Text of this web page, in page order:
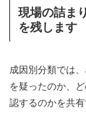
現場の詰ま
を残します
成因別分類では
を疑ったのか、
認するのかを共有